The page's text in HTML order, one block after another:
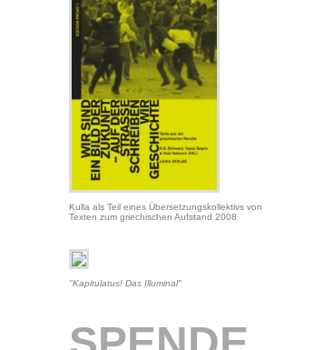
Kulla als Teil eines Übersetzungskollektivs von
Texten zum griechischen Aufstand 2008
"Kapitulatus! Das Illuminal"